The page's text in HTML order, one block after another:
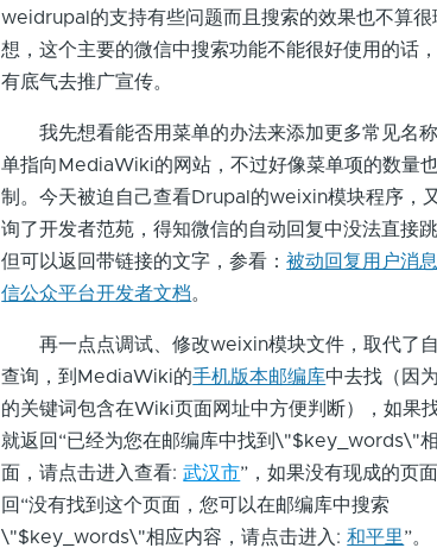
weidrupal的支持有些问题而且搜索的效果也不算很
想，这个主要的微信中搜索功能不能很好使用的话
有底气去推广宣传。
我先想看能否用菜单的办法来添加更多常见名
单指向MediaWiki的网站，不过好像菜单项的数量
制。今天被迫自己查看Drupal的weixin模块程序，
询了开发者范苑，得知微信的自动回复中没法直接跳
但可以返回带链接的文字，参看：被动回复用户消
信公众平台开发者文档。
再一点点调试、修改weixin模块文件，取代了
查询，到MediaWiki的手机版本邮编库中去找（因
的关键词包含在Wiki页面网址中方便判断），如果
就返回“已经为您在邮编库中找到\"$key_words\"
面，请点击进入查看:武汉市”，如果没有现成的页
回“没有找到这个页面，您可以在邮编库中搜索
\"$key_words\"相应内容，请点击进入:和平里”。